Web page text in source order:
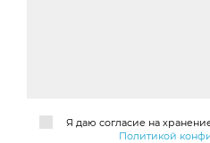
Я даю согласие на
Политикой